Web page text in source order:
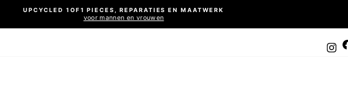
Diavoorstelling
pauzeren
UPCYCLED 1OF1 PIECES, REPARATIES EN MAATWERK
voor mannen en vrouwen